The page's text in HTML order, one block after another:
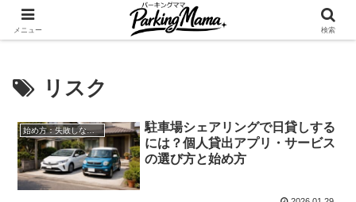
✨空き家・自宅の駐車場を貸してゆとりget🍵
リスク
始め方：失敗しない自宅駐車場貸し出し
駐車場シェアリングで日貸しする
には？個人貸出アプリ・サービス
の選び方と始め方
メニュー 検索